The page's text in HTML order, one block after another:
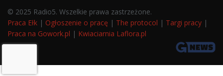
© 2025 Radio5. Wszelkie prawa zastrzeżone.
Praca Ełk | Ogłoszenie o pracę | The protocol | Targi pracy |
Praca na Gowork.pl | Kwiaciarnia Laflora.pl